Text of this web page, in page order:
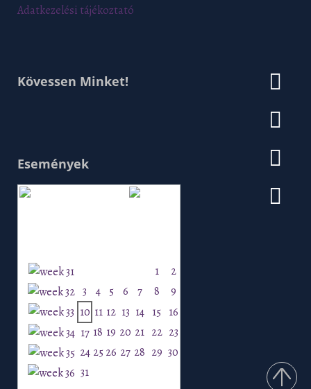
Adatkezelési tájékoztató
Kövessen Minket!
Események
1
2
3
4 5 6 7 8
9
10 11 12 13 14 15 16
17 18 19 20 21 22 23
24 25 26 27 28 29 30
31